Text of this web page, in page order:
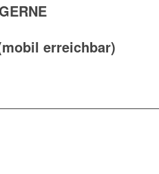
erreichbar)